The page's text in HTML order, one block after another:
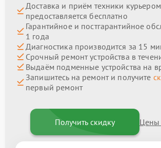
Доставка и приём техники курьером
предоставляется бесплатно
Гарантийное и постгарантийное
1 года
Диагностика производится за 15
Срочный ремонт устройства в
Выдаём подменные устройства на
Запишитесь на ремонт и получите
первый ремонт
Получить скидку Цены